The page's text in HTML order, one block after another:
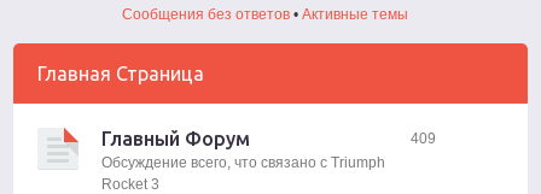
Сообщения без ответов• Активные темы
Главная Страница
Главный Форум
Обсуждение всего, что связано с Triumph
Rocket 3
409